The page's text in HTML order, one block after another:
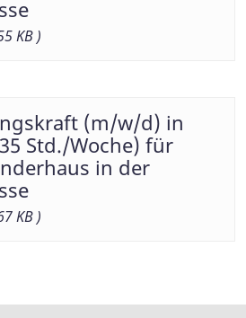
KB )
(m/w/d) in
Std./Woche) für
in der
KB )